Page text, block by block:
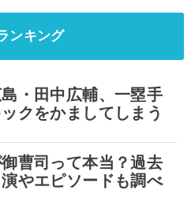
ンキング
島・田中広輔、一塁手
クをかましてしまう
曹司って本当？過去
やエピソードも調べ